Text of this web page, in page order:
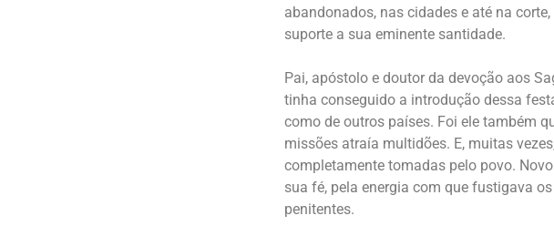
abandonados, nas cidades e até na
suporte a sua eminente santidade.
Pai, apóstolo e doutor da devoção aos
tinha conseguido a introdução dessa
como de outros países. Foi ele também
missões atraía multidões. E, muitas
completamente tomadas pelo povo.
sua fé, pela energia com que fustigava
penitentes.